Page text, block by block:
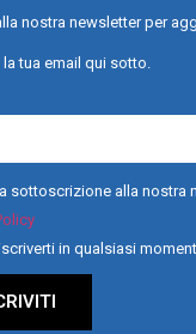
nostra newsletter per
tua email qui sotto.
sottoscrizione alla nostra
in qualsiasi